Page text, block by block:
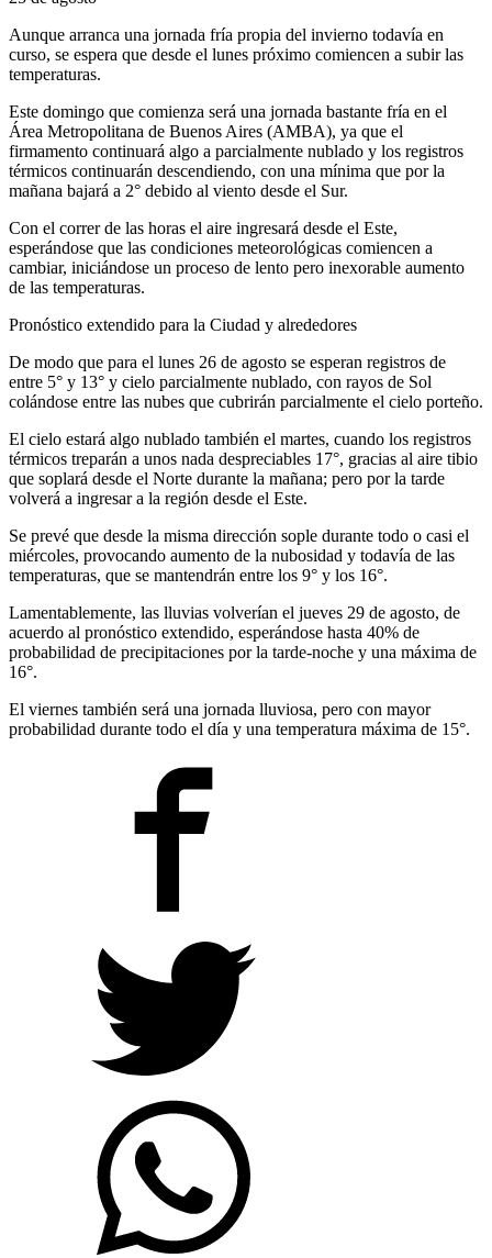
Aunque arranca una jornada fría propia del invierno todavía en
curso, se espera que desde el lunes próximo comiencen a subir las
temperaturas.
Este domingo que comienza será una jornada bastante fría en el
Área Metropolitana de Buenos Aires (AMBA), ya que el
firmamento continuará algo a parcialmente nublado y los registros
térmicos continuarán descendiendo, con una mínima que por la
mañana bajará a 2° debido al viento desde el Sur.
Con el correr de las horas el aire ingresará desde el Este,
esperándose que las condiciones meteorológicas comiencen a
cambiar, iniciándose un proceso de lento pero inexorable aumento
de las temperaturas.
Pronóstico extendido para la Ciudad y alrededores
De modo que para el lunes 26 de agosto se esperan registros de
entre 5° y 13° y cielo parcialmente nublado, con rayos de Sol
colándose entre las nubes que cubrirán parcialmente el cielo porteño.
El cielo estará algo nublado también el martes, cuando los registros
térmicos treparán a unos nada despreciables 17°, gracias al aire tibio
que soplará desde el Norte durante la mañana; pero por la tarde
volverá a ingresar a la región desde el Este.
Se prevé que desde la misma dirección sople durante todo o casi el
miércoles, provocando aumento de la nubosidad y todavía de las
temperaturas, que se mantendrán entre los 9° y los 16°.
Lamentablemente, las lluvias volverían el jueves 29 de agosto, de
acuerdo al pronóstico extendido, esperándose hasta 40% de
probabilidad de precipitaciones por la tarde-noche y una máxima de
16°.
El viernes también será una jornada lluviosa, pero con mayor
probabilidad durante todo el día y una temperatura máxima de 15°.